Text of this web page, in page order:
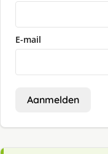
E-mail
Aanmelden